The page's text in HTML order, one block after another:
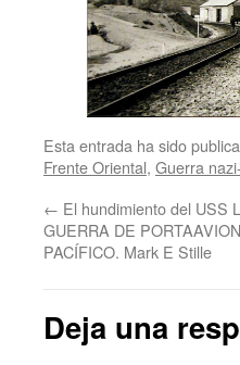
Esta entrada ha sido
Frente Oriental, Guerra
← El hundimiento del USS
GUERRA DE
PACÍFICO. Mark E Stille
Deja una